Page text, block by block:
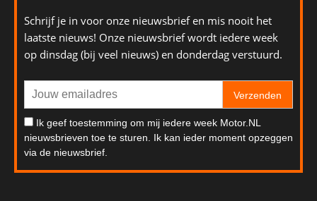
Schrijf je in voor onze nieuwsbrief en mis nooit het
laatste nieuws! Onze nieuwsbrief wordt iedere week
op dinsdag (bij veel nieuws) en donderdag verstuurd.
Verzenden
Ik geef toestemming om mij iedere week Motor.NL
nieuwsbrieven toe te sturen. Ik kan ieder moment opzeggen
via de nieuwsbrief.